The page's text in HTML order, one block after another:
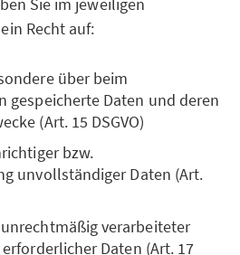
Recht auf:
über beim
gespeicherte Daten und deren
(Art. 15 DSGVO)
bzw.
unvollständiger Daten (Art.
verarbeiteter
Daten (Art. 17